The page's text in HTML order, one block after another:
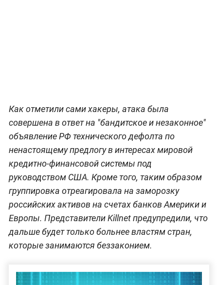
Как отметили сами хакеры, атака была
совершена в ответ на "бандитское и незаконное"
объявление РФ технического дефолта по
ненастоящему предлогу в интересах мировой
кредитно-финансовой системы под
руководством США. Кроме того, таким образом
группировка отреагировала на заморозку
российских активов на счетах банков Америки и
Европы. Представители Killnet предупредили, что
дальше будет только больнее властям стран,
которые занимаются беззаконием.